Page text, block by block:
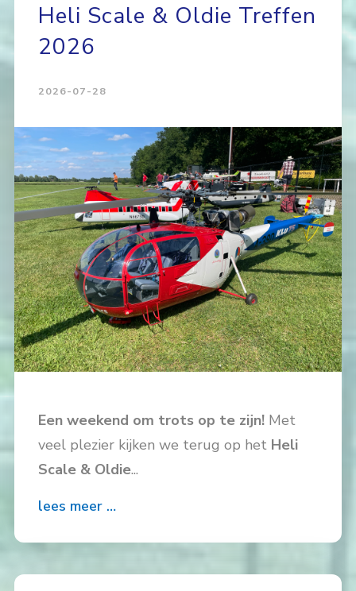
Heli Scale & Oldie Treffen
2026
2026-07-28
Een weekend om trots op te zijn! Met
veel plezier kijken we terug op het Heli
Scale & Oldie...
lees meer …